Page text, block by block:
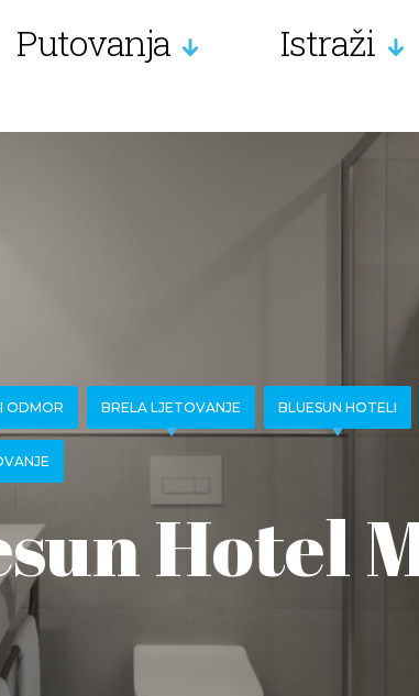
Putovanja Istraži
ODMOR BRELA LJETOVANJE BLUESUN HOTELI
Hotel